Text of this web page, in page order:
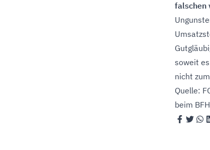
falschen
soweit
nicht
Quelle:
beim